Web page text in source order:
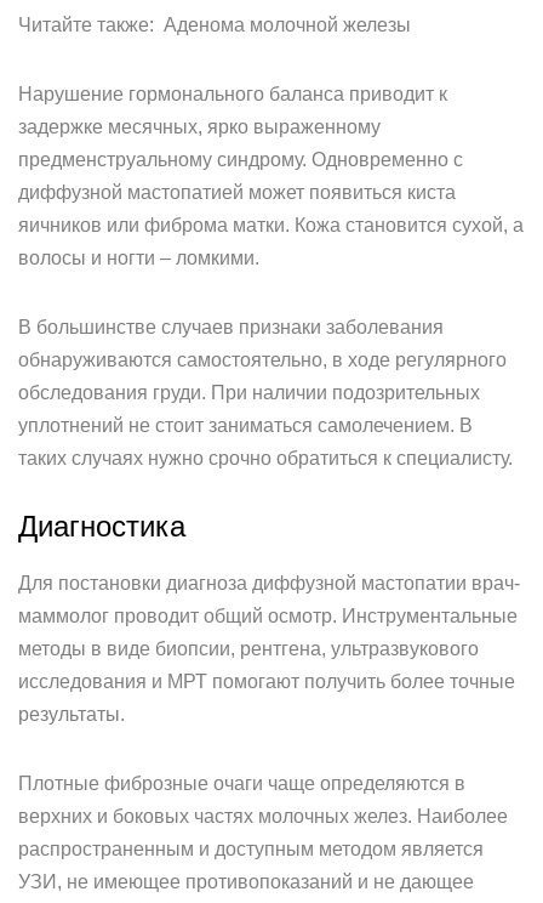
Читайте также: Аденома молочной железы
Нарушение гормонального баланса приводит к
задержке месячных, ярко выраженному
предменструальному синдрому. Одновременно с
диффузной мастопатией может появиться киста
яичников или фиброма матки. Кожа становится сухой, а
волосы и ногти – ломкими.
В большинстве случаев признаки заболевания
обнаруживаются самостоятельно, в ходе регулярного
обследования груди. При наличии подозрительных
уплотнений не стоит заниматься самолечением. В
таких случаях нужно срочно обратиться к специалисту.
Диагностика
Для постановки диагноза диффузной мастопатии врач-
маммолог проводит общий осмотр. Инструментальные
методы в виде биопсии, рентгена, ультразвукового
исследования и МРТ помогают получить более точные
результаты.
Плотные фиброзные очаги чаще определяются в
верхних и боковых частях молочных желез. Наиболее
распространенным и доступным методом является
УЗИ, не имеющее противопоказаний и не дающее